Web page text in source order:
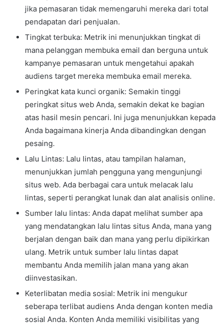
jika pemasaran tidak memengaruhi mereka dari total
pendapatan dari penjualan.
Tingkat terbuka: Metrik ini menunjukkan tingkat di
mana pelanggan membuka email dan berguna untuk
kampanye pemasaran untuk mengetahui apakah
audiens target mereka membuka email mereka.
Peringkat kata kunci organik: Semakin tinggi
peringkat situs web Anda, semakin dekat ke bagian
atas hasil mesin pencari. Ini juga menunjukkan kepada
Anda bagaimana kinerja Anda dibandingkan dengan
pesaing.
Lalu Lintas: Lalu lintas, atau tampilan halaman,
menunjukkan jumlah pengguna yang mengunjungi
situs web. Ada berbagai cara untuk melacak lalu
lintas, seperti perangkat lunak dan alat analisis online.
Sumber lalu lintas: Anda dapat melihat sumber apa
yang mendatangkan lalu lintas situs Anda, mana yang
berjalan dengan baik dan mana yang perlu dipikirkan
ulang. Metrik untuk sumber lalu lintas dapat
membantu Anda memilih jalan mana yang akan
diinvestasikan.
Keterlibatan media sosial: Metrik ini mengukur
seberapa terlibat audiens Anda dengan konten media
sosial Anda. Konten Anda memiliki visibilitas yang